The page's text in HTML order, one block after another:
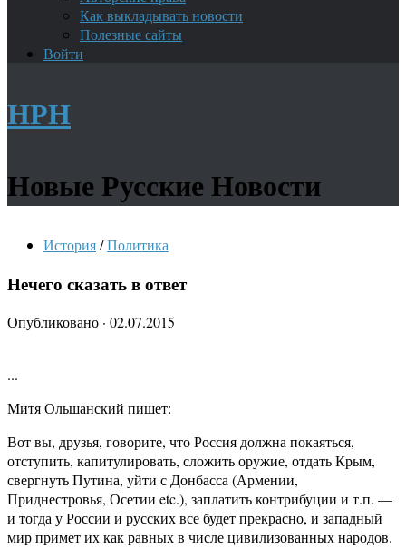
Как выкладывать новости
Полезные сайты
Войти
НРН
Новые Русские Новости
История/Политика
Нечего сказать в ответ
Опубликовано · 02.07.2015
...
Митя Ольшанский пишет:
Вот вы, друзья, говорите, что Россия должна покаяться,
отступить, капитулировать, сложить оружие, отдать Крым,
свергнуть Путина, уйти с Донбасса (Армении,
Приднестровья, Осетии etc.), заплатить контрибуции и т.п. —
и тогда у России и русских все будет прекрасно, и западный
мир примет их как равных в числе цивилизованных народов.